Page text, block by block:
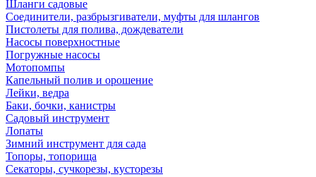
Шланги садовые
Соединители, разбрызгиватели, муфты для шлангов
Пистолеты для полива, дождеватели
Насосы поверхностные
Погружные насосы
Мотопомпы
Капельный полив и орошение
Лейки, ведра
Баки, бочки, канистры
Садовый инструмент
Лопаты
Зимний инструмент для сада
Топоры, топорища
Секаторы, сучкорезы, кусторезы